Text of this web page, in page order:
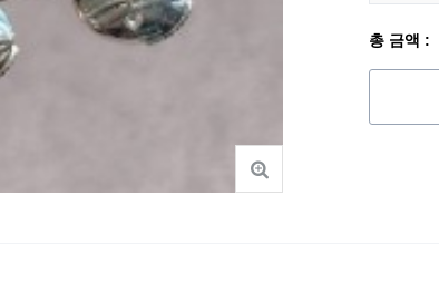
총 금액 :